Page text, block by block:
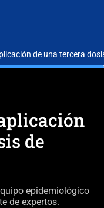
de una tercera
de
epidemiológico
de expertos.